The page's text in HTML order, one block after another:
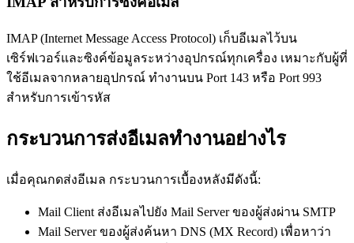
IMAP (Internet Message Access Protocol) เก็บอีเมลไว้บน
เซิร์ฟเวอร์และซิงค์ข้อมูลระหว่างอุปกรณ์ทุกเครื่อง เหมาะกับผู้ที่
ใช้อีเมลจากหลายอุปกรณ์ ทำงานบน Port 143 หรือ Port 993
สำหรับการเข้ารหัส
กระบวนการส่งอีเมลทำงานอย่างไร
เมื่อคุณกดส่งอีเมล กระบวนการเบื้องหลังมีดังนี้:
Mail Client ส่งอีเมลไปยัง Mail Server ของผู้ส่งผ่าน SMTP
Mail Server ของผู้ส่งค้นหา DNS (MX Record) เพื่อหาว่า